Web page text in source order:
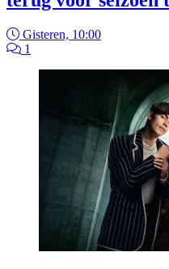
Gisteren, 10:00
1